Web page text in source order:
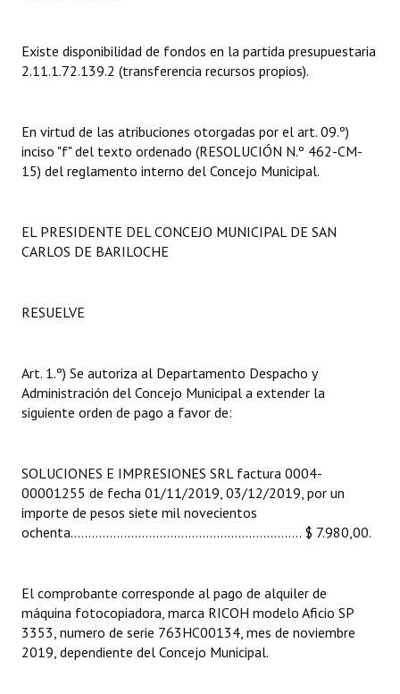
Comunicaciones
Resoluciones
Resoluciones de Presidencia
Antiguos Pobladores
Datos Históricos
Premio al Mérito - Registro
Mujeres que Dejaron Huellas - Registro
Periodistas Decanos - Registro
Huéspedes de Honor - Registro
Antiguos Pobladores - Registro
Existe disponibilidad de fondos en la partida presupuestaria
2.11.1.72.139.2 (transferencia recursos propios).
En virtud de las atribuciones otorgadas por el art. 09.º)
inciso "f" del texto ordenado (RESOLUCIÓN N.º 462-CM-
15) del reglamento interno del Concejo Municipal.
EL PRESIDENTE DEL CONCEJO MUNICIPAL DE SAN
CARLOS DE BARILOCHE
RESUELVE
Art. 1.º) Se autoriza al Departamento Despacho y
Administración del Concejo Municipal a extender la
siguiente orden de pago a favor de:
SOLUCIONES E IMPRESIONES SRL factura 0004-
00001255 de fecha 01/11/2019, 03/12/2019, por un
importe de pesos siete mil novecientos
ochenta………………………...................................... $ 7.980,00.
El comprobante corresponde al pago de alquiler de
máquina fotocopiadora, marca RICOH modelo Aficio SP
3353, numero de serie 763HC00134, mes de noviembre
2019, dependiente del Concejo Municipal.